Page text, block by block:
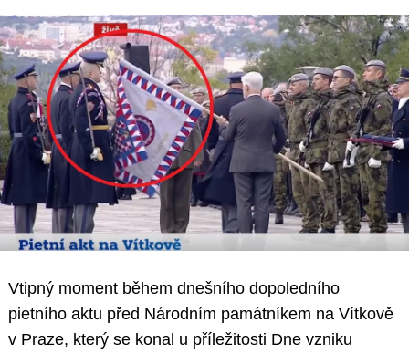
Vtipný moment během dnešního dopoledního
pietního aktu před Národním památníkem na Vítkově
v Praze, který se konal u příležitosti Dne vzniku